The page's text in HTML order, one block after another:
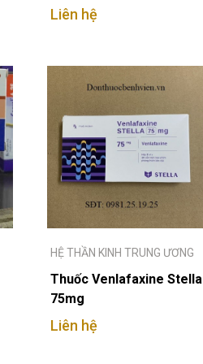
Liên hệ
HỆ THẦN KINH TRUNG ƯƠNG
Thuốc Venlafaxine Stella
75mg
Liên hệ